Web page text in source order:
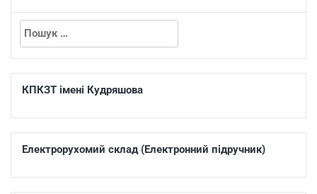
КПКЗТ імені Кудряшова
Електрорухомий склад (Електронний підручник)